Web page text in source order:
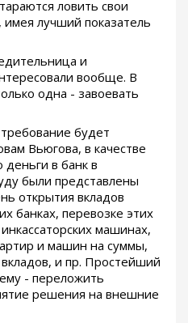
ловить свои
лучший показатель
и
вообще. В
одна - завоевать
будет
Вьюгова, в качестве
в банк в
были представлены
открытия вкладов
банках, перевозке этих
машинах,
и машин на суммы,
и пр. Простейший
- переложить
решения на внешние